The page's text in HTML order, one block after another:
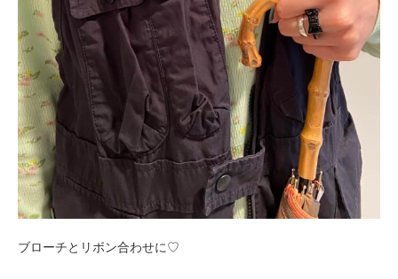
ブローチとリボン合わせに♡